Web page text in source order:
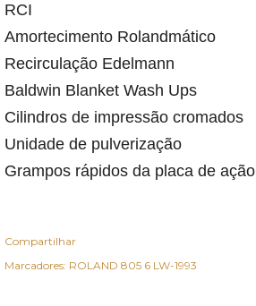
RCI
Amortecimento Rolandmático
Recirculação Edelmann
Baldwin Blanket Wash Ups
Cilindros de impressão cromados
Unidade de pulverização
Grampos rápidos da placa de ação
Compartilhar
Marcadores: ROLAND 805 6 LW-1993